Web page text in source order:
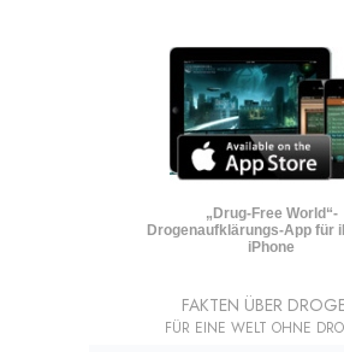
„Drug-Free World“-
Drogenaufklärungs-App für
iPhone
FAKTEN ÜBER
FÜR EINE WELT OHNE